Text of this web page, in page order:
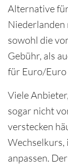
Alternative
sowohl die
Gebühr, als
für Euro/
Viele
sogar nicht
verstecken
Wechselkurs,
anpassen.